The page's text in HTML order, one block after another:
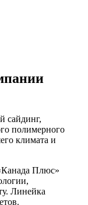
сайдинг,
полимерного
климата и
Плюс»
Линейка